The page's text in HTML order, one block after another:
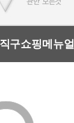
직구쇼핑메뉴얼